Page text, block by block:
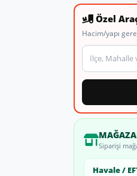
Özel
Hacim/yapı
Teslimat
Siparişi
Havale /